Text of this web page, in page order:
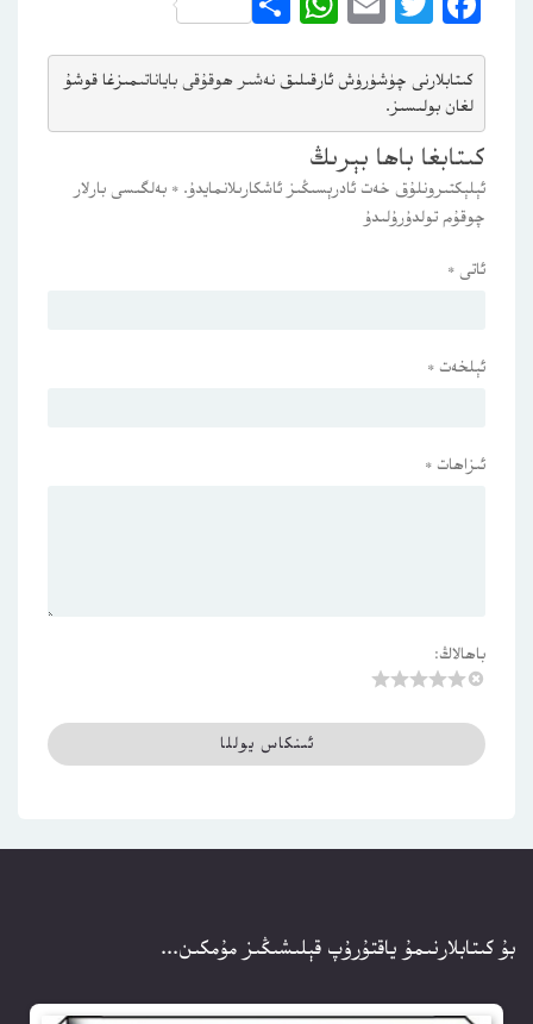
كىتابلارنى چۈشۈرۈش ئارقىلىق نەشىر ھوقۇقى باياناتىمىزغا قوشۇ
لغان بولىسىز.
كىتابغا باھا بېرىڭ
ئېلېكتىرونلۇق خەت ئادرېسىڭىز ئاشكارىلانمايدۇ. * بەلگىسى بارلار
چوقۇم تولدۇرۇلىدۇ
ئاتى *
ئېلخەت *
ئىزاھات *
باھالاڭ:
بۇ كىتابلارنىمۇ ياقتۇرۇپ قېلىشىڭىز مۇمكىن...